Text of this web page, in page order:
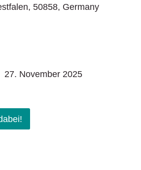
, 50858, Germany
27. November 2025